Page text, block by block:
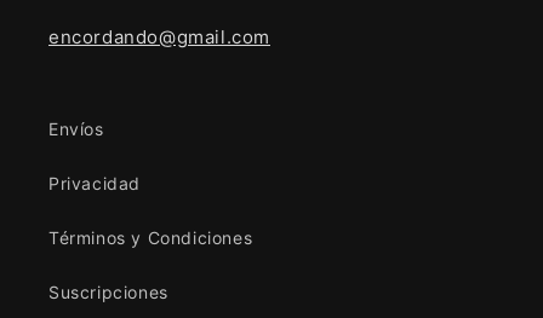
encordando@gmail.com
Envíos
Privacidad
Términos y Condiciones
Suscripciones